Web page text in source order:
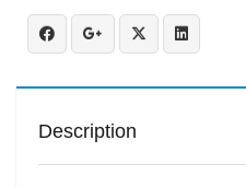
Description